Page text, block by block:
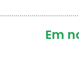
Em